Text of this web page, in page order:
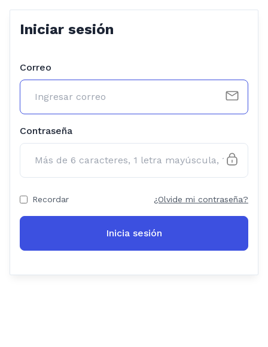
Iniciar sesión
Correo
Contraseña
Recordar ¿Olvide mi contraseña?